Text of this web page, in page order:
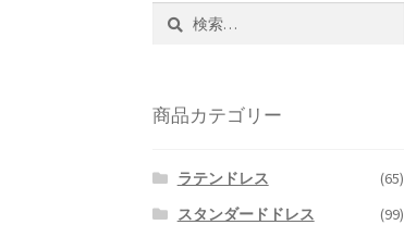
商品カテゴリー
ラテンドレス
(65)
スタンダードドレス
(99)